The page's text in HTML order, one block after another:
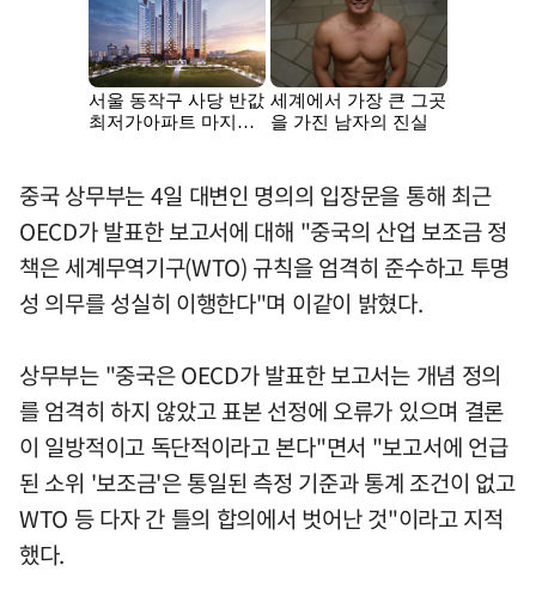
중국 상무부는 4일 대변인 명의의 입장문을 통해 최근
OECD가 발표한 보고서에 대해 "중국의 산업 보조금 정
책은 세계무역기구(WTO) 규칙을 엄격히 준수하고 투명
성 의무를 성실히 이행한다"며 이같이 밝혔다.
상무부는 "중국은 OECD가 발표한 보고서는 개념 정의
를 엄격히 하지 않았고 표본 선정에 오류가 있으며 결론
이 일방적이고 독단적이라고 본다"면서 "보고서에 언급
된 소위 '보조금'은 통일된 측정 기준과 통계 조건이 없고
WTO 등 다자 간 틀의 합의에서 벗어난 것"이라고 지적
했다.